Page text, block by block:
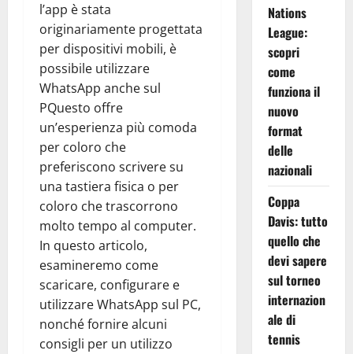
l’app è stata
originariamente progettata
per dispositivi mobili, è
possibile utilizzare
WhatsApp anche sul
PQuesto offre
un’esperienza più comoda
per coloro che
preferiscono scrivere su
una tastiera fisica o per
coloro che trascorrono
molto tempo al computer.
In questo articolo,
esamineremo come
scaricare, configurare e
utilizzare WhatsApp sul PC,
nonché fornire alcuni
consigli per un utilizzo
Nations
League:
scopri
come
funziona il
nuovo
format
delle
nazionali
Coppa
Davis: tutto
quello che
devi sapere
sul torneo
internazion
ale di
tennis